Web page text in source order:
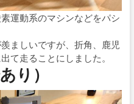
運動系のマシンなどをパシ
ましいですが、折角、鹿児
て走ることにしました。
り）